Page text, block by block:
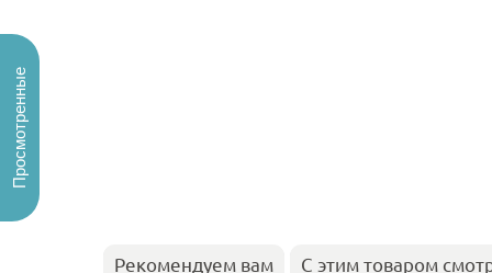
Рекомендуем вам С этим товаром
Просмотренные